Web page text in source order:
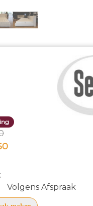
Volgens Afspraak